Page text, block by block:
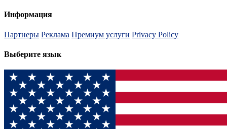
Информация
Партнеры Реклама Премиум услуги Privacy Policy
Выберите язык